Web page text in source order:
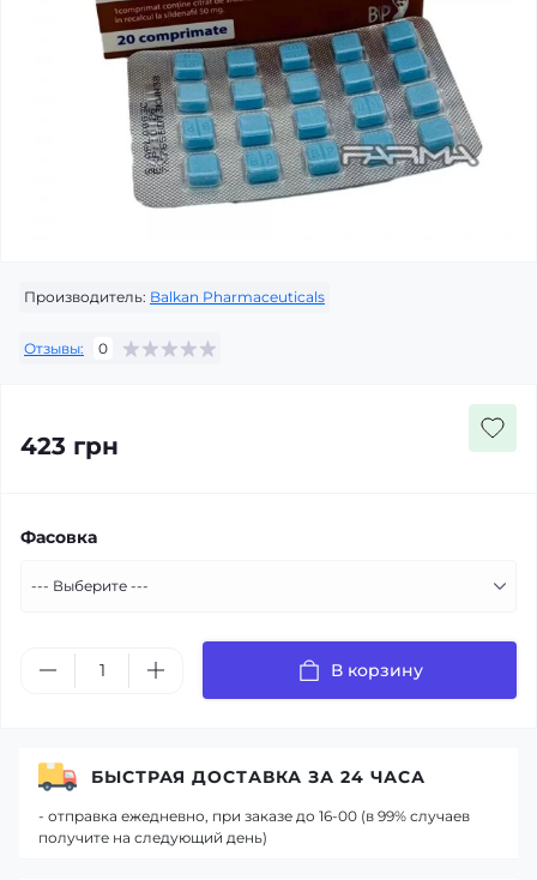
Производитель: Balkan Pharmaceuticals
Отзывы: 0
423 грн
Фасовка
В корзину
БЫСТРАЯ ДОСТАВКА ЗА 24 ЧАСА
- отправка ежедневно, при заказе до 16-00 (в 99% случаев
получите на следующий день)